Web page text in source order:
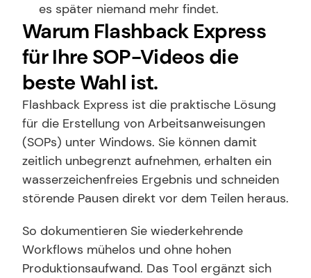
es später niemand mehr findet.
Warum Flashback Express
für Ihre SOP-Videos die
beste Wahl ist.
Flashback Express ist die praktische Lösung
für die Erstellung von Arbeitsanweisungen
(SOPs) unter Windows. Sie können damit
zeitlich unbegrenzt aufnehmen, erhalten ein
wasserzeichenfreies Ergebnis und schneiden
störende Pausen direkt vor dem Teilen heraus.
So dokumentieren Sie wiederkehrende
Workflows mühelos und ohne hohen
Produktionsaufwand. Das Tool ergänzt sich